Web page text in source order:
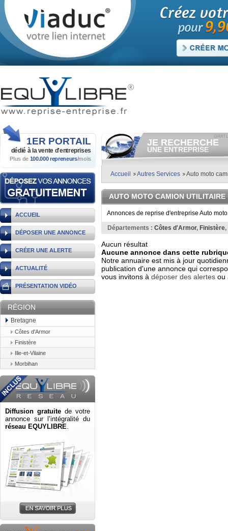
1ER PORTAIL
dédié à la vente d'entreprises
Plus de 100.000 repreneurs/mois
ACCUEIL
DÉPOSER UNE ANNONCE
CRÉER UNE ALERTE
ACTUALITÉ
PRÉSENTATION VIDÉO
RÉGION
Bretagne
Côtes d'Armor
Finistère
Ille-et-Vilaine
Morbihan
Diffusion gratuite de votre
annonce sur l’intégralité du
réseau EQUYLIBRE.
JE RECHERCHE
UNE ENTREPRISE
Consulter gratuitementles
vendre.
Et/ou déposer gratuitement
votre recherche d'entreprise.
RECHERCHER UNE
ANNONCE
Accueil Autres Services Auto moto
AUTO MOTO CAMION UTILITAIRE
Annonces de reprise d'entreprise Auto
Départements : Côtes d'Armor, Finistère,
Aucun résultat
Aucune annonce dans cette
Notre annuaire est mis à jour
publication d'une annonce qui
vous invitons à déposer des alertes ou